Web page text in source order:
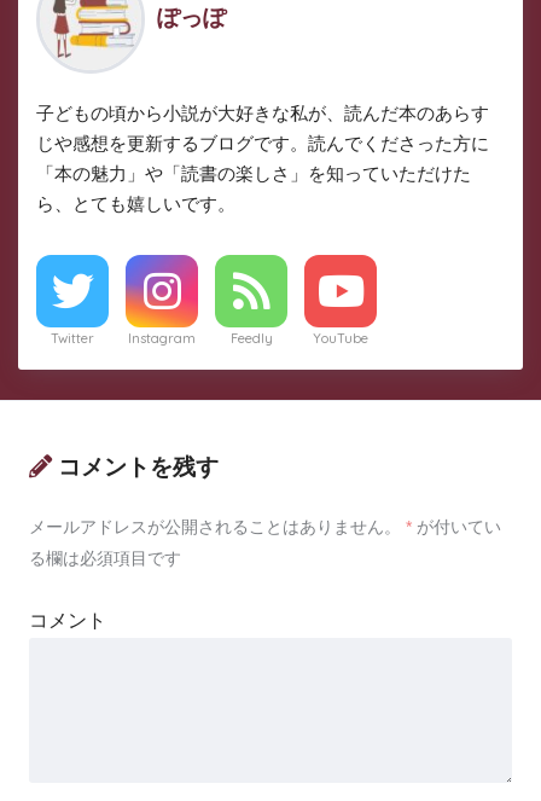
ぽっぽ
子どもの頃から小説が大好きな私が、読んだ本のあらす
じや感想を更新するブログです。読んでくださった方に
「本の魅力」や「読書の楽しさ」を知っていただけた
ら、とても嬉しいです。
Twitter Instagram Feedly YouTube
コメントを残す
メールアドレスが公開されることはありません。 * が付いてい
る欄は必須項目です
コメント